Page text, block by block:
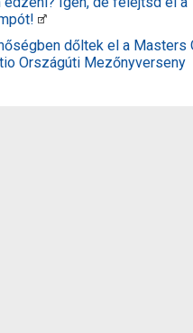
dőltek el a Masters
Országúti Mezőnyverseny